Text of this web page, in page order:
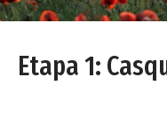
Etapa 1: